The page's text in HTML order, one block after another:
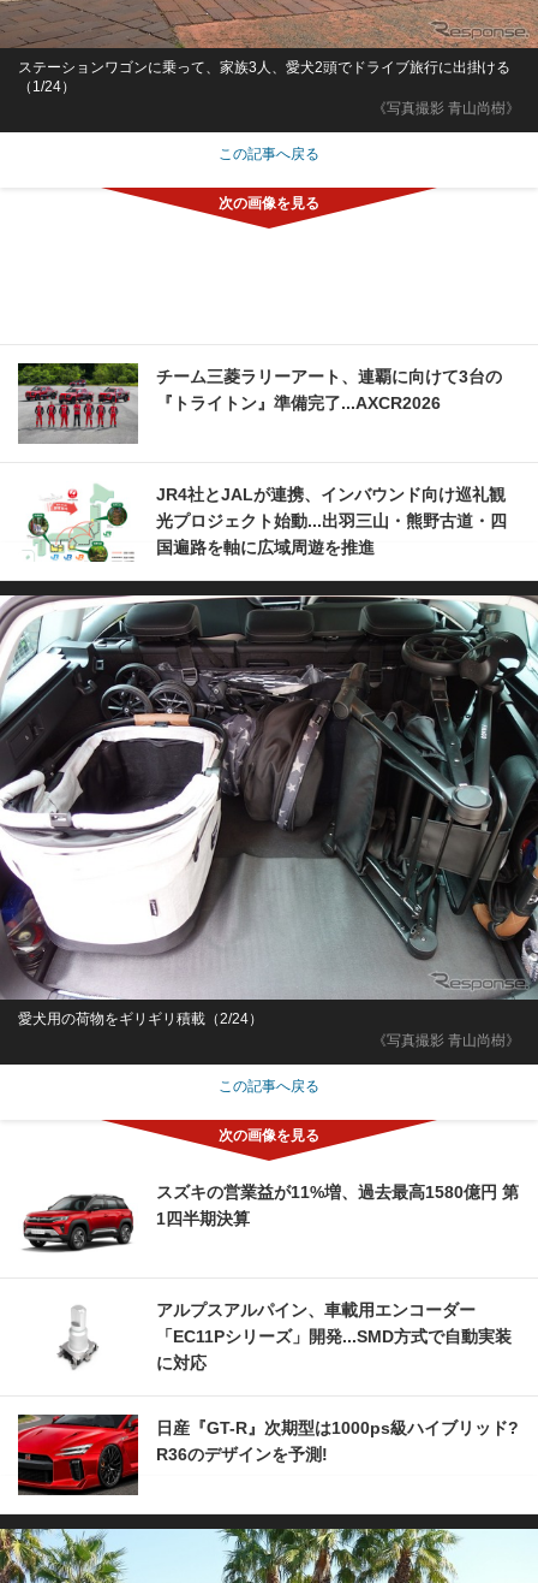
《写真撮影 青山尚樹》
ステーションワゴンに乗って、家族3人、愛犬2頭でドライブ旅行に出掛ける
（1/24）
この記事へ戻る
チーム三菱ラリーアート、連覇に向けて3台の
『トライトン』準備完了...AXCR2026
JR4社とJALが連携、インバウンド向け巡礼観
光プロジェクト始動...出羽三山・熊野古道・四
国遍路を軸に広域周遊を推進
《写真撮影 青山尚樹》
愛犬用の荷物をギリギリ積載（2/24）
この記事へ戻る
スズキの営業益が11%増、過去最高1580億円 第
1四半期決算
アルプスアルパイン、車載用エンコーダー
「EC11Pシリーズ」開発...SMD方式で自動実装
に対応
日産『GT-R』次期型は1000ps級ハイブリッド?
R36のデザインを予測!